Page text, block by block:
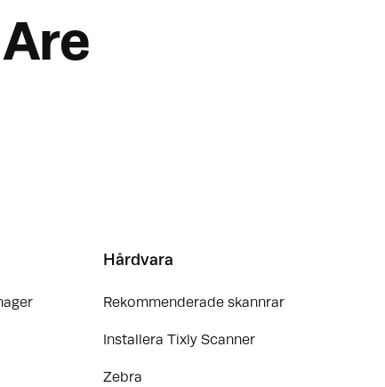
Hårdvara
Rekommenderade skannrar
Installera Tixly Scanner
Zebra